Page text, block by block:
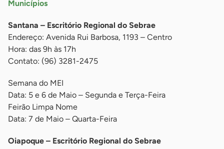
Municípios
Santana – Escritório Regional do Sebrae
Endereço: Avenida Rui Barbosa, 1193 – Centro
Hora: das 9h às 17h
Contato: (96) 3281-2475
Semana do MEI
Data: 5 e 6 de Maio – Segunda e Terça-Feira
Feirão Limpa Nome
Data: 7 de Maio – Quarta-Feira
Oiapoque – Escritório Regional do Sebrae